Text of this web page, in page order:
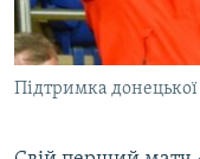
Підтримка